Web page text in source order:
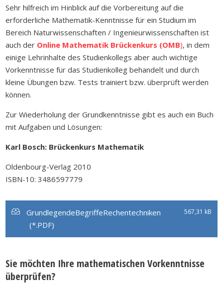
Sehr hilfreich im Hinblick auf die Vorbereitung auf die
erforderliche Mathematik-Kenntnisse für ein Studium im
Bereich Naturwissenschaften / Ingenieurwissenschaften ist
auch der Online Mathematik Brückenkurs (OMB), in dem
einige Lehrinhalte des Studienkollegs aber auch wichtige
Vorkenntnisse für das Studienkolleg behandelt und durch
kleine Übungen bzw. Tests trainiert bzw. überprüft werden
können.
Zur Wiederholung der Grundkenntnisse gibt es auch ein Buch
mit Aufgaben und Lösungen:
Karl Bosch: Brückenkurs Mathematik
Oldenbourg-Verlag 2010
ISBN-10: 3486597779
GrundlegendeBegriffeRechentechniken 567,31 kB
Sie möchten Ihre mathematischen Vorkenntnisse
überprüfen?